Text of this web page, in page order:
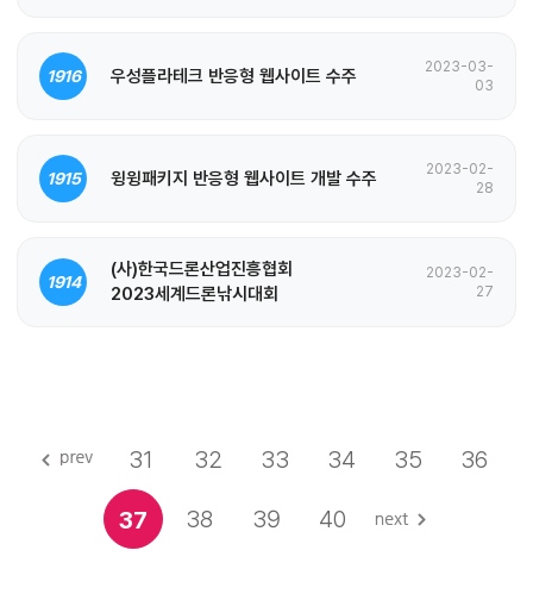
1916 우성플라테크 반응형 웹사이트 수주
2023-03-
03
1915 윙윙패키지 반응형 웹사이트 개발 수주
2023-02-
28
1914
(사)한국드론산업진흥협회
2023세계드론낚시대회
2023-02-
27
31 32 33 34 35 36
37 38 39 40